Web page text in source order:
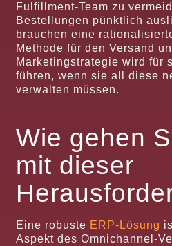
Fulfillment-Team zu
Bestellungen pünktlich
brauchen eine
Methode für den Versand
Marketingstrategie wird für
führen, wenn sie all diese
verwalten müssen.
Wie gehen
mit dieser
Eine robuste ERP-Lösung
Aspekt des Omnichannel-